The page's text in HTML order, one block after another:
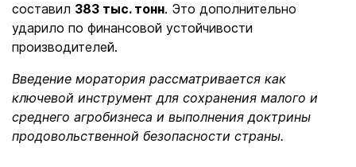
составил 383 тыс. тонн. Это дополнительно
ударило по финансовой устойчивости
производителей.
Введение моратория рассматривается как
ключевой инструмент для сохранения малого и
среднего агробизнеса и выполнения доктрины
продовольственной безопасности страны.